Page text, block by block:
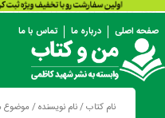
صفحه اصلی درباره ما تماس با ما